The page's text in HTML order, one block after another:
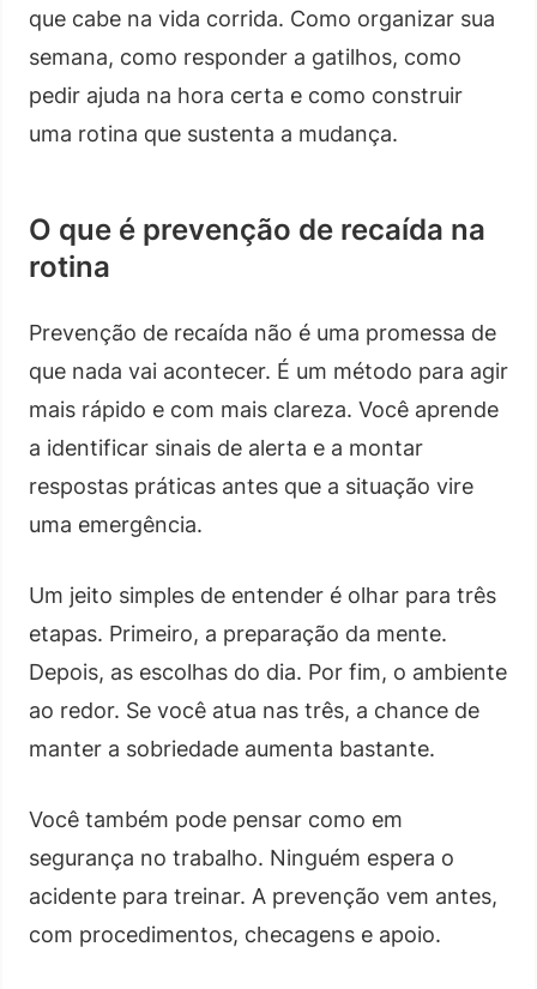
que cabe na vida corrida. Como organizar sua
semana, como responder a gatilhos, como
pedir ajuda na hora certa e como construir
uma rotina que sustenta a mudança.
O que é prevenção de recaída na
rotina
Prevenção de recaída não é uma promessa de
que nada vai acontecer. É um método para agir
mais rápido e com mais clareza. Você aprende
a identificar sinais de alerta e a montar
respostas práticas antes que a situação vire
uma emergência.
Um jeito simples de entender é olhar para três
etapas. Primeiro, a preparação da mente.
Depois, as escolhas do dia. Por fim, o ambiente
ao redor. Se você atua nas três, a chance de
manter a sobriedade aumenta bastante.
Você também pode pensar como em
segurança no trabalho. Ninguém espera o
acidente para treinar. A prevenção vem antes,
com procedimentos, checagens e apoio.